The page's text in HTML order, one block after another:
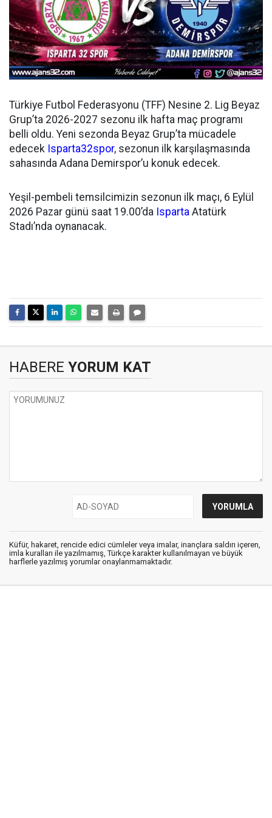
Türkiye Futbol Federasyonu (TFF) Nesine 2. Lig Beyaz
Grup’ta 2026-2027 sezonu ilk hafta maç programı
belli oldu. Yeni sezonda Beyaz Grup’ta mücadele
edecek Isparta32spor, sezonun ilk karşılaşmasında
sahasında Adana Demirspor’u konuk edecek.
Yeşil-pembeli temsilcimizin sezonun ilk maçı, 6 Eylül
2026 Pazar günü saat 19.00’da Isparta Atatürk
Stadı’nda oynanacak.
HABERE YORUM KAT
Küfür, hakaret, rencide edici cümleler veya imalar, inançlara saldırı içeren,
imla kuralları ile yazılmamış, Türkçe karakter kullanılmayan ve büyük
harflerle yazılmış yorumlar onaylanmamaktadır.